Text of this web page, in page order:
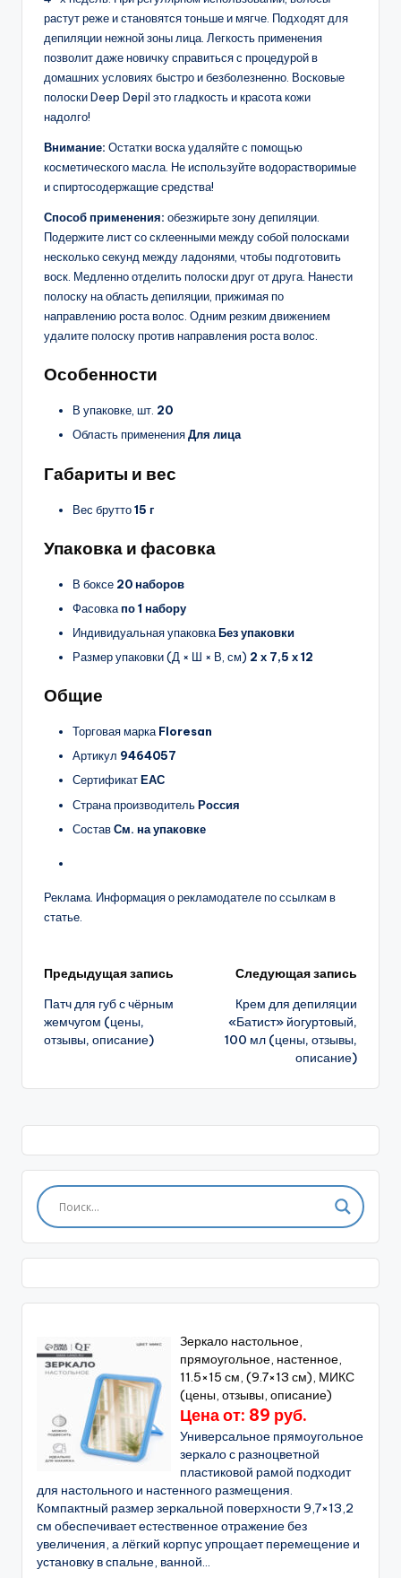
растут реже и становятся тоньше и мягче. Подходят для
депиляции нежной зоны лица. Легкость применения
позволит даже новичку справиться с процедурой в
домашних условиях быстро и безболезненно. Восковые
полоски Deep Depil это гладкость и красота кожи
надолго!
Внимание: Остатки воска удаляйте с помощью
косметического масла. Не используйте водорастворимые
и спиртосодержащие средства!
Способ применения: обезжирьте зону депиляции.
Подержите лист со склеенными между собой полосками
несколько секунд между ладонями, чтобы подготовить
воск. Медленно отделить полоски друг от друга. Нанести
полоску на область депиляции, прижимая по
направлению роста волос. Одним резким движением
удалите полоску против направления роста волос.
Особенности
В упаковке, шт. 20
Область примененияДля лица
Габариты и вес
Вес брутто15 г
Упаковка и фасовка
В боксе 20 наборов
Фасовкапо 1 набору
Индивидуальная упаковкаБез упаковки
Размер упаковки (Д × Ш × В, см) 2 х 7,5 х 12
Общие
Торговая маркаFloresan
Артикул 9464057
СертификатЕАС
Страна производительРоссия
СоставСм. на упаковке
Реклама. Информация о рекламодателе по ссылкам в
статье.
Навигация
записи
Предыдущая запись
Патч для губ с чёрным
жемчугом (цены,
отзывы, описание)
Следующая запись
Крем для депиляции
«Батист» йогуртовый,
100 мл (цены, отзывы,
описание)
Зеркало настольное,
прямоугольное, настенное,
11.5×15 см, (9.7×13 см), МИКС
(цены, отзывы, описание)
Цена от: 89 руб.
Универсальное прямоугольное
зеркало с разноцветной
пластиковой рамой подходит
для настольного и настенного размещения.
Компактный размер зеркальной поверхности 9,7×13,2
см обеспечивает естественное отражение без
увеличения, а лёгкий корпус упрощает перемещение и
установку в спальне, ванной...